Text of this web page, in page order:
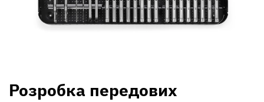
Розробка передових